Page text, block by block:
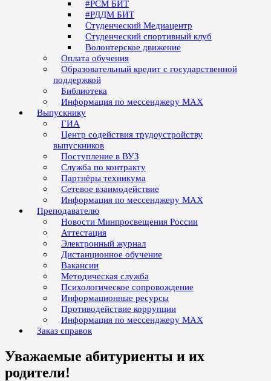
#РСМ БИТ
#РДДМ БИТ
Студенческий Медиацентр
Студенческий спортивный клуб
Волонтерское движение
Оплата обучения
Образовательный кредит с государственной
поддержкой
Библиотека
Информация по мессенджеру MAX
Выпускнику
ГИА
Центр содействия трудоустройству
выпускников
Поступление в ВУЗ
Служба по контракту
Партнёры техникума
Сетевое взаимодействие
Информация по мессенджеру MAX
Преподавателю
Новости Минпросвещения России
Аттестация
Электронный журнал
Дистанционное обучение
Вакансии
Методическая служба
Психологическое сопровождение
Информационные ресурсы
Противодействие коррупции
Информация по мессенджеру MAX
Заказ справок
Уважаемые абитуриенты и их
родители!